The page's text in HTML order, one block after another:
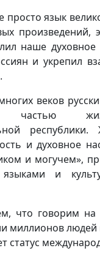
просто язык
произведений,
наше духовное
и укрепил
веков
частью
республики.
и духовное
и могучем»,
и
что говорим на
миллионов людей
статус